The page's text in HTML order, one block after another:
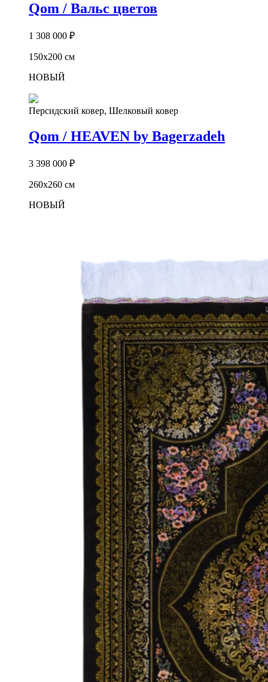
Qom / Вальс цветов
1 308 000 ₽
150х200 см
НОВЫЙ
Персидский ковер, Шелковый ковер
Qom / HEAVEN by Bagerzadeh
3 398 000 ₽
260х260 см
НОВЫЙ